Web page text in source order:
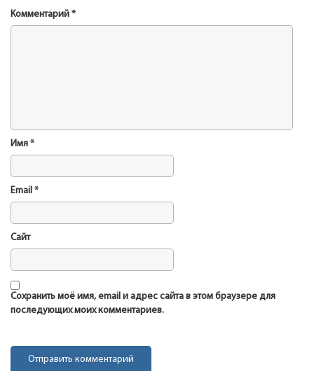
Комментарий *
Имя *
Email *
Сайт
Сохранить моё имя, email и адрес сайта в этом браузере для
последующих моих комментариев.